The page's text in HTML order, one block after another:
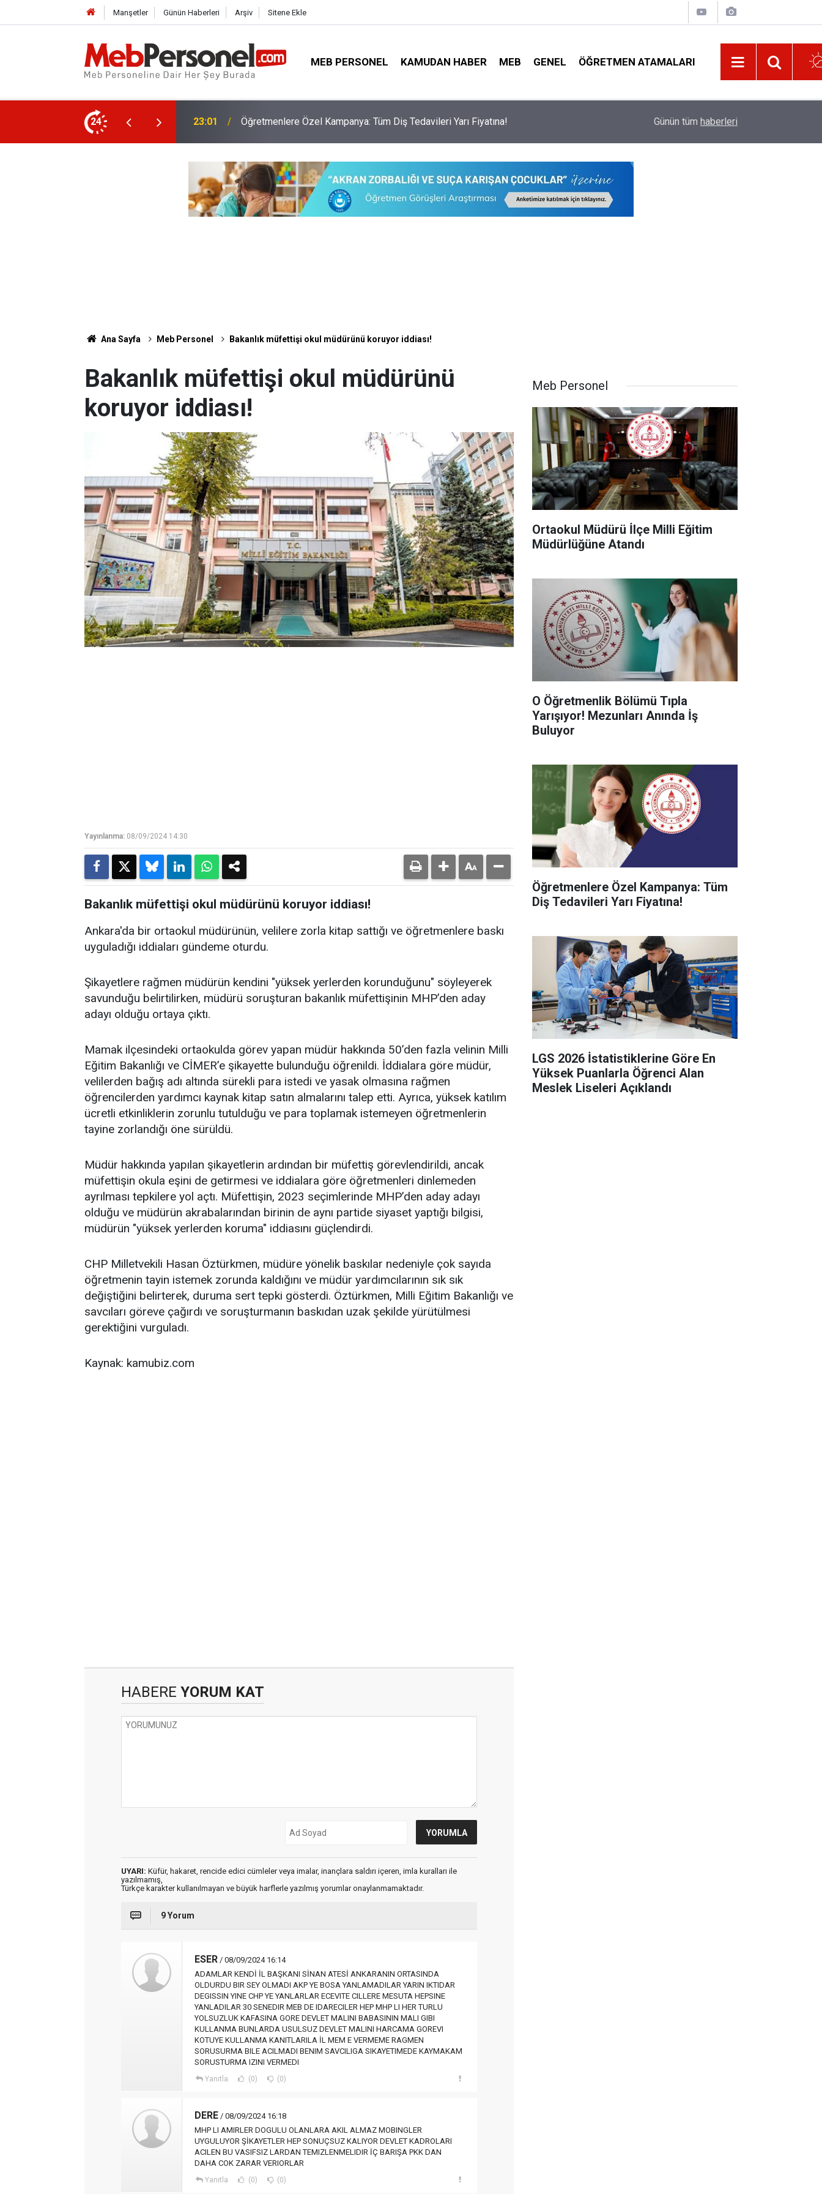
Manşetler Günün Haberleri Arşiv Sitene Ekle
MEB PERSONEL KAMUDAN HABER MEB GENEL ÖĞRETMEN ATAMALARI
24
Diş Tedavileri Yarı Fiyatına! 22:32
LGS 2026 İstatistiklerine Göre En Yüksek Puanlarla Öğrenci Alan Meslek
Liseleri Açıklandı
2026 Öğretmen Norm İhtiyacı Listesi
Günün tüm haberleri
Ana Sayfa Meb Personel Bakanlık müfettişi okul müdürünü koruyor iddiası!
Bakanlık müfettişi okul müdürünü
koruyor iddiası!
Yayınlanma: 08/09/2024 14:30
Bakanlık müfettişi okul müdürünü koruyor iddiası!
Ankara'da bir ortaokul müdürünün, velilere zorla kitap sattığı ve öğretmenlere baskı
uyguladığı iddiaları gündeme oturdu.
Şikayetlere rağmen müdürün kendini "yüksek yerlerden korunduğunu" söyleyerek
savunduğu belirtilirken, müdürü soruşturan bakanlık müfettişinin MHP’den aday
adayı olduğu ortaya çıktı.
Mamak ilçesindeki ortaokulda görev yapan müdür hakkında 50’den fazla velinin Milli
Eğitim Bakanlığı ve CİMER’e şikayette bulunduğu öğrenildi. İddialara göre müdür,
velilerden bağış adı altında sürekli para istedi ve yasak olmasına rağmen
öğrencilerden yardımcı kaynak kitap satın almalarını talep etti. Ayrıca, yüksek katılım
ücretli etkinliklerin zorunlu tutulduğu ve para toplamak istemeyen öğretmenlerin
tayine zorlandığı öne sürüldü.
Müdür hakkında yapılan şikayetlerin ardından bir müfettiş görevlendirildi, ancak
müfettişin okula eşini de getirmesi ve iddialara göre öğretmenleri dinlemeden
ayrılması tepkilere yol açtı. Müfettişin, 2023 seçimlerinde MHP’den aday adayı
olduğu ve müdürün akrabalarından birinin de aynı partide siyaset yaptığı bilgisi,
müdürün "yüksek yerlerden koruma" iddiasını güçlendirdi.
CHP Milletvekili Hasan Öztürkmen, müdüre yönelik baskılar nedeniyle çok sayıda
öğretmenin tayin istemek zorunda kaldığını ve müdür yardımcılarının sık sık
değiştiğini belirterek, duruma sert tepki gösterdi. Öztürkmen, Milli Eğitim Bakanlığı ve
savcıları göreve çağırdı ve soruşturmanın baskıdan uzak şekilde yürütülmesi
gerektiğini vurguladı.
Kaynak: kamubiz.com
HABERE YORUM KAT
UYARI: Küfür, hakaret, rencide edici cümleler veya imalar, inançlara saldırı içeren, imla kuralları ile
yazılmamış,
Türkçe karakter kullanılmayan ve büyük harflerle yazılmış yorumlar onaylanmamaktadır.
9 Yorum
ESER / 08/09/2024 16:14
ADAMLAR KENDİ İL BAŞKANI SİNAN ATESİ ANKARANIN ORTASINDA
OLDURDU BIR SEY OLMADI AKP YE BOSA YANLAMADILAR YARIN IKTIDAR
DEGISSIN YINE CHP YE YANLARLAR ECEVITE CILLERE MESUTA HEPSINE
YANLADILAR 30 SENEDIR MEB DE IDARECILER HEP MHP LI HER TURLU
YOLSUZLUK KAFASINA GORE DEVLET MALINI BABASININ MALI GIBI
KULLANMA BUNLARDA USULSUZ DEVLET MALINI HARCAMA GOREVI
KOTUYE KULLANMA KANITLARILA İL MEM E VERMEME RAGMEN
SORUSURMA BILE ACILMADI BENIM SAVCILIGA SIKAYETIMEDE KAYMAKAM
SORUSTURMA IZINI VERMEDI
Yanıtla (0) (0)
DERE / 08/09/2024 16:18
MHP LI AMIRLER DOGULU OLANLARA AKIL ALMAZ MOBINGLER
UYGULUYOR ŞİKAYETLER HEP SONUÇSUZ KALIYOR DEVLET KADROLARI
ACILEN BU VASIFSIZ LARDAN TEMIZLENMELIDIR İÇ BARIŞA PKK DAN
DAHA COK ZARAR VERIORLAR
Yanıtla (0) (0)
Meb Personel
Ortaokul Müdürü İlçe Milli Eğitim
Müdürlüğüne Atandı
O Öğretmenlik Bölümü Tıpla
Yarışıyor! Mezunları Anında İş
Buluyor
Öğretmenlere Özel Kampanya: Tüm
Diş Tedavileri Yarı Fiyatına!
LGS 2026 İstatistiklerine Göre En
Yüksek Puanlarla Öğrenci Alan
Meslek Liseleri Açıklandı